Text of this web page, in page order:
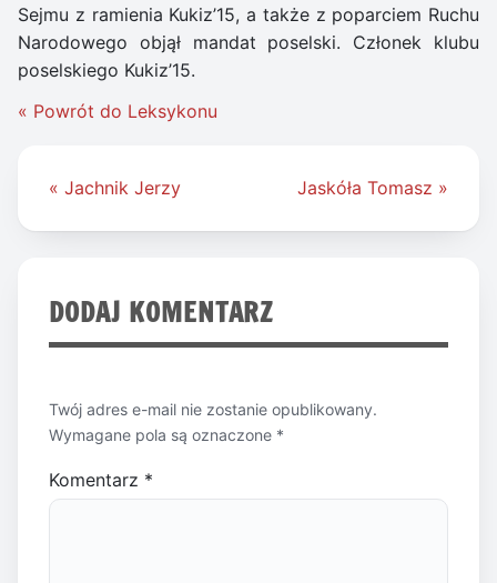
Sejmu z ramienia Kukiz’15, a także z poparciem Ruchu
Narodowego objął mandat poselski. Członek klubu
poselskiego Kukiz’15.
« Powrót do Leksykonu
Nawigacja
« Jachnik Jerzy Jaskóła Tomasz »
DODAJ KOMENTARZ
Twój adres e-mail nie zostanie opublikowany.
Wymagane pola są oznaczone *
Komentarz *